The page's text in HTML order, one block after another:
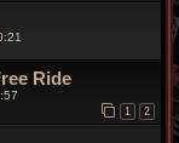
Ride
1 2